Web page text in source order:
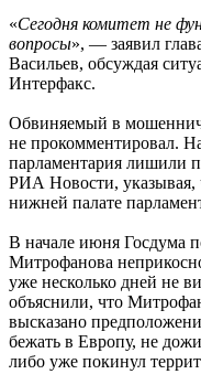
«Сегодня комитет не
вопросы», — заявил
Васильев, обсуждая
Интерфакс.
Обвиняемый в
не прокомментировал.
парламентария лишили
РИА Новости, указывая,
нижней палате
В начале июня Госдума
Митрофанова
уже несколько дней не
объяснили, что
высказано
бежать в Европу, не
либо уже покинул